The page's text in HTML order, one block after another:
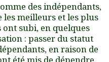
des indépendants,
les meilleurs et les plus
subi, en quelques
: passer du statut
en raison de